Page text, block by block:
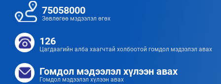
75058000
Зөвлөгөө мэдээлэл өгөх
126
Цагдаагийн алба хаагчтай холбоотой гомдол мэдээлэл авах
Гомдол мэдээлэл хүлээн авах
Гомдол мэдээлэл хүлээн авах